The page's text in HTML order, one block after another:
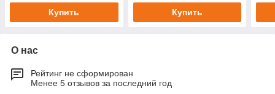
Купить Купить
О нас
Рейтинг не сформирован
Менее 5 отзывов за последний год